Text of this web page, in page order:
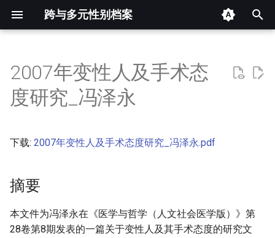
跨与多元性别档案
开
摘要
2007年变性人及手术态
度研究_冯泽永
下载: 2007年变性人及手术态度研究_冯泽永.pdf
摘要
本文件为冯泽永在《医学与哲学（人文社会医学版）》第
28卷第8期发表的一篇关于变性人及其手术态度的研究文